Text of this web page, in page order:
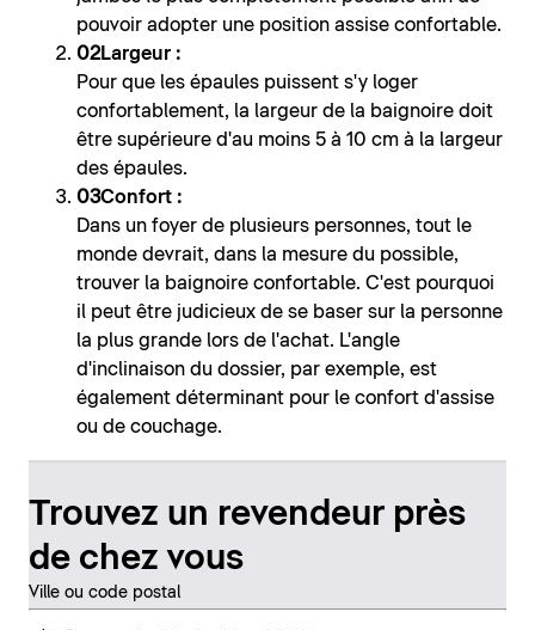
pouvoir adopter une position assise confortable.
Largeur :
Pour que les épaules puissent s'y loger
confortablement, la largeur de la baignoire doit
être supérieure d'au moins 5 à 10 cm à la largeur
des épaules.
Confort :
Dans un foyer de plusieurs personnes, tout le
monde devrait, dans la mesure du possible,
trouver la baignoire confortable. C'est pourquoi
il peut être judicieux de se baser sur la personne
la plus grande lors de l'achat. L'angle
d'inclinaison du dossier, par exemple, est
également déterminant pour le confort d'assise
ou de couchage.
Trouvez un revendeur près
de chez vous
Ville ou code postal